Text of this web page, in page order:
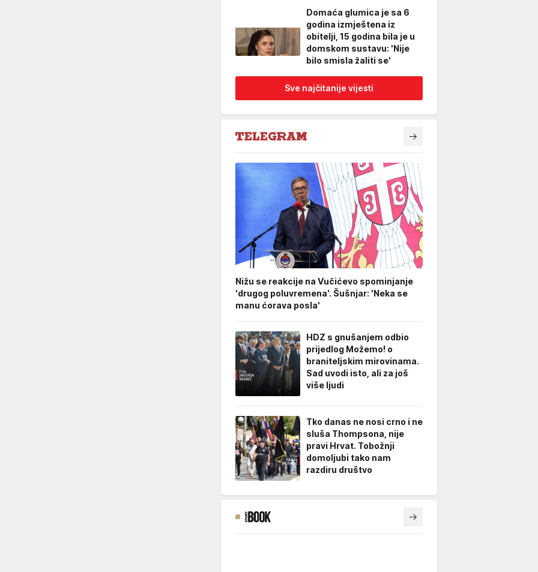
Domaća glumica je sa 6
godina izmještena iz
obitelji, 15 godina bila je u
domskom sustavu: 'Nije
bilo smisla žaliti se'
Sve najčitanije vijesti
Nižu se reakcije na Vučićevo spominjanje
'drugog poluvremena'. Šušnjar: 'Neka se
manu ćorava posla'
HDZ s gnušanjem odbio
prijedlog Možemo! o
braniteljskim mirovinama.
Sad uvodi isto, ali za još
više ljudi
Tko danas ne nosi crno i ne
sluša Thompsona, nije
pravi Hrvat. Tobožnji
domoljubi tako nam
razdiru društvo